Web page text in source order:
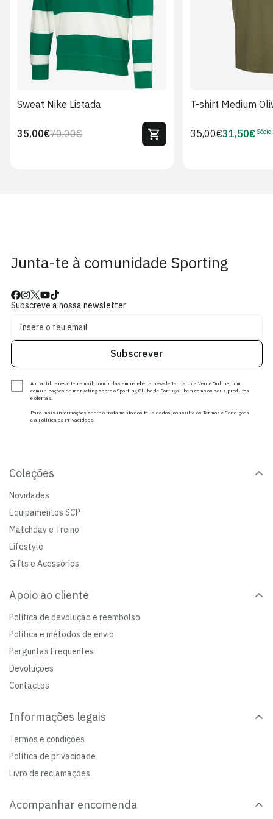
Sweat Nike Listada
Preço
70,00€Preço
35,00€
T-shirt Medium
Preço
35,00€Preço
31,50€ Sócio
Junta-te à comunidade Sporting
Subscreve a nossa newsletter
Subscrever
Ao partilhares o teu email, concordas em receber a newsletter da Loja Verde Online, com
comunicações de marketing sobre o Sporting Clube de Portugal, bem como os seus produtos
e ofertas.
Para mais informações sobre o tratamento dos teus dados, consulta os Termos e Condições
e a Política de Privacidade.
Coleções
Novidades
Equipamentos SCP
Matchday e Treino
Lifestyle
Gifts e Acessórios
Apoio ao cliente
Política de devolução e reembolso
Política e métodos de envio
Perguntas Frequentes
Devoluções
Contactos
Informações legais
Termos e condições
Política de privacidade
Livro de reclamações
Acompanhar encomenda